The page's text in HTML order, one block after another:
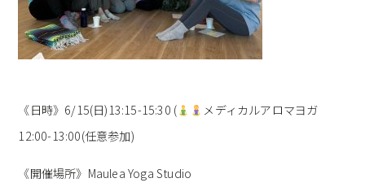
《日時》6/15(日)13:15-15:30 (
メディカルアロマヨガ
12:00-13:00(任意参加)
《開催場所》Maulea Yoga Studio